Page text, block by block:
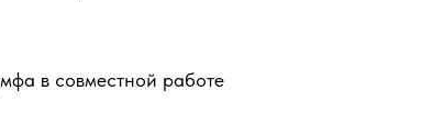
в совместной работе